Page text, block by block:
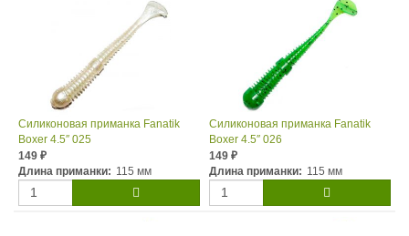
Силиконовая приманка Fanatik
Boxer 4.5″ 025
149 ₽
Длина приманки: 115 мм
Силиконовая приманка Fanatik
Boxer 4.5″ 026
149 ₽
Длина приманки: 115 мм